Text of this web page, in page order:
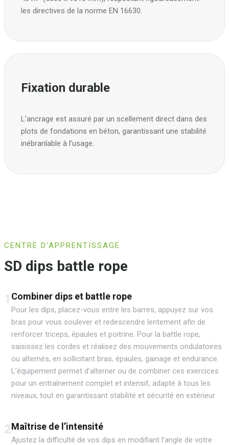
les directives de la norme EN 16630.
Fixation durable
L’ancrage est assuré par un scellement direct dans des
plots de fondations en béton, garantissant une stabilité
inébranlable à l’usage.
CENTRE D’APPRENTISSAGE
SD dips battle rope
1 Combiner dips et battle rope
Pour les dips, placez-vous entre les barres, appuyez sur vos
bras pour vous soulever et redescendre lentement afin de
renforcer triceps, épaules et poitrine. Pour la battle rope,
saisissez les cordes et réalisez des mouvements ondulatoires
ou alternés, en sollicitant bras, épaules, gainage et endurance.
L’équipement permet d’alterner ou de combiner ces exercices
pour un entraînement complet et intensif, adapté à tous les
niveaux, tout en garantissant stabilité et sécurité en extérieur.
2Maîtrise de l’intensité
Ajustez la difficulté de vos dips en modifiant l’angle de votre